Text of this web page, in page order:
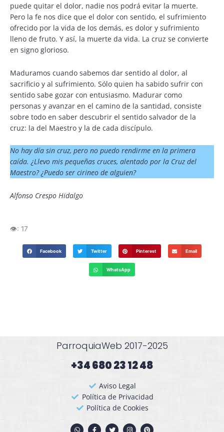
puede quitar el dolor, nadie nos podrá evitar la muerte.
Pero la fe nos dice que el dolor con sentido, el sufrimiento
ofrecido por la vida de los demás, es dolor y sufrimiento
lleno de fruto. Y así, la muerte da vida. La cruz se convierte
en signo glorioso.
Maduramos cuando sabemos dar sentido al dolor, al
sacrificio y al sufrimiento. Sólo quien ha sabido sufrir con
sentido sabe gozar con entusiasmo. Madurar como
personas y avanzar en el camino de la santidad, consiste
sobre todo en saber descubrir el sentido salvador de la
cruz: la del Maestro y la de cada discípulo.
No hay día sin cruz, pero no puedo rendirme en la primera
caída. ¿Llevo mis pequeñas cruces, alentado por la Cruz del
Maestro? ¿Puedo ser cirineo de alguien?
Alfonso Crespo Hidalgo
👁️: 17
Facebook Twitter Pinterest Email
WhatsApp
ParroquiaWeb 2017-2025
+34 680 23 12 48​
Aviso Legal
Política de Privacidad
Política de Cookies
W
F
T
I
P